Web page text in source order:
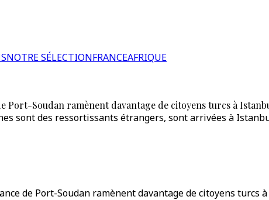
NOTRE SÉLECTIONFRANCEAFRIQUE
Port-Soudan ramènent davantage de citoyens turcs à
sont des ressortissants étrangers, sont arrivées à
de Port-Soudan ramènent davantage de citoyens turcs